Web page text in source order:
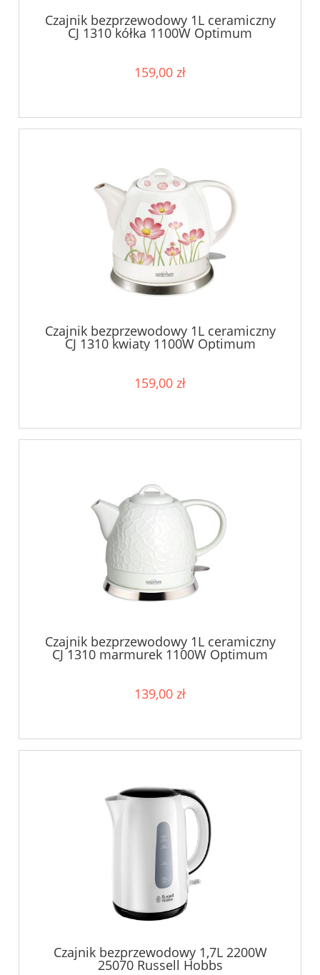
Czajnik bezprzewodowy 1L ceramiczny
CJ 1310 kółka 1100W Optimum
159,00 zł
Czajnik bezprzewodowy 1L ceramiczny
CJ 1310 kwiaty 1100W Optimum
159,00 zł
Czajnik bezprzewodowy 1L ceramiczny
CJ 1310 marmurek 1100W Optimum
139,00 zł
Czajnik bezprzewodowy 1,7L 2200W
25070 Russell Hobbs